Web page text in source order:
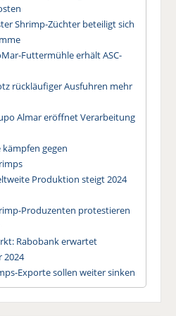
Shrimp-Züchter beteiligt sich
Futtermühle erhält ASC-
rückläufiger Ausfuhren mehr
Almar eröffnet Verarbeitung
gegen
Produktion steigt 2024
Produzenten protestieren
Rabobank erwartet
2024
Exporte sollen weiter sinken